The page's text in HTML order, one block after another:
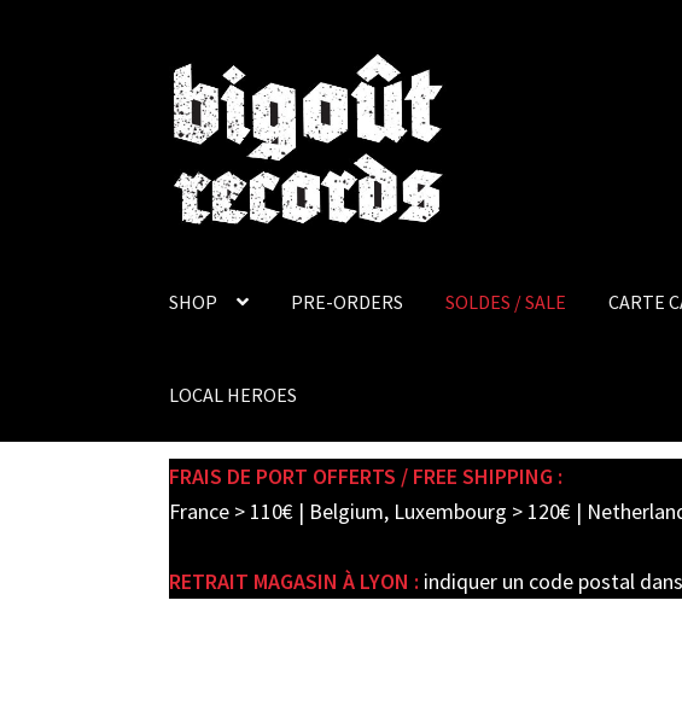
Skip
to
navigation
Skip
to
content
SHOP PRE-ORDERS SOLDES / SALE CARTE
LOCAL HEROES
FRAIS DE PORT OFFERTS / FREE SHIPPING :
France > 110€ | Belgium, Luxembourg > 120€ |
RETRAIT MAGASIN À LYON : indiquer un code postal